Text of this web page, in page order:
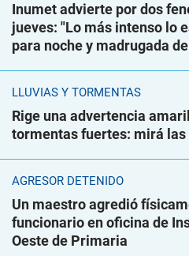
Inumet advierte por dos
jueves: "Lo más intenso lo
para noche y madrugada
LLUVIAS Y TORMENTAS
Rige una advertencia
tormentas fuertes: mirá las
AGRESOR DETENIDO
Un maestro agredió
funcionario en oficina de
Oeste de Primaria